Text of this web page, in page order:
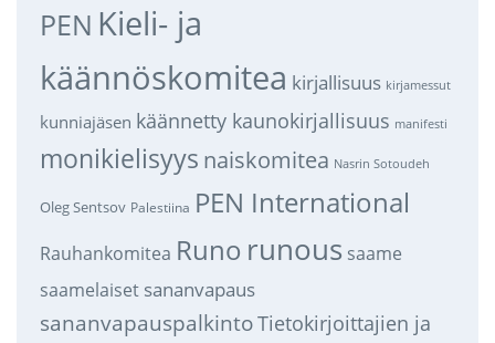
PEN Kieli- ja
käännöskomitea kirjallisuus kirjamessut
kunniajäsen käännetty kaunokirjallisuus manifesti
monikielisyys naiskomitea Nasrin Sotoudeh
Oleg Sentsov Palestiina PEN International
Rauhankomitea Runo runous saame
saamelaiset sananvapaus
sananvapauspalkintoTietokirjoittajien ja